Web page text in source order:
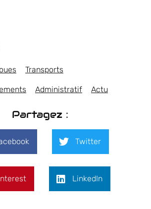
Transports
Administratif Actu
Partagez :
Twitter
LinkedIn